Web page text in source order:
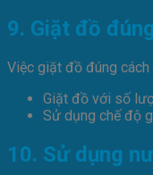
9. Giặt đồ
Việc giặt đồ đúng
Giặt đồ với số
Sử dụng chế độ
10. Sử dụng